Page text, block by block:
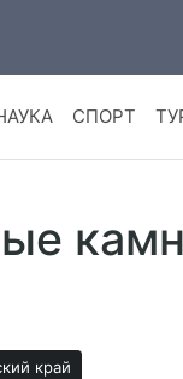
СПОРТ
край